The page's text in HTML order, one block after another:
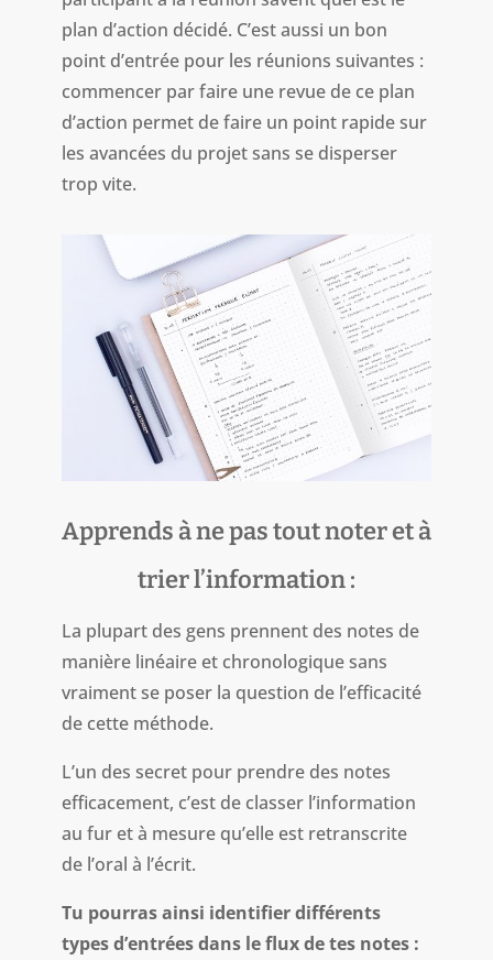
plan d’action décidé. C’est aussi un bon
point d’entrée pour les réunions suivantes :
commencer par faire une revue de ce plan
d’action permet de faire un point rapide sur
les avancées du projet sans se disperser
trop vite.
Apprends à ne pas tout noter et à
trier l’information :
La plupart des gens prennent des notes de
manière linéaire et chronologique sans
vraiment se poser la question de l’efficacité
de cette méthode.
L’un des secret pour prendre des notes
efficacement, c’est de classer l’information
au fur et à mesure qu’elle est retranscrite
de l’oral à l’écrit.
Tu pourras ainsi identifier différents
types d’entrées dans le flux de tes notes :